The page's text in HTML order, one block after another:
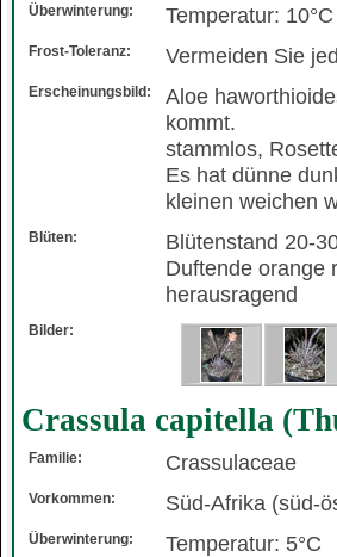
Überwinterung: Temperatur: 10°C
Frost-Toleranz: Vermeiden Sie
Erscheinungsbild:
Aloe
kommt.
stammlos,
Es hat dünne
kleinen weichen
Blüten:
Blütenstand 20-
Duftende orange
herausragend
Bilder:
Crassula capitella
Familie: Crassulaceae
Vorkommen: Süd-Afrika (süd-
Überwinterung: Temperatur: 5°C